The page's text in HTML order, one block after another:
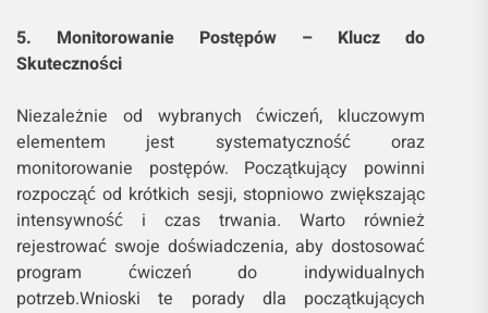
5. Monitorowanie Postępów – Klucz do
Skuteczności
Niezależnie od wybranych ćwiczeń, kluczowym
elementem jest systematyczność oraz
monitorowanie postępów. Początkujący powinni
rozpocząć od krótkich sesji, stopniowo zwiększając
intensywność i czas trwania. Warto również
rejestrować swoje doświadczenia, aby dostosować
program ćwiczeń do indywidualnych
potrzeb.Wnioski te porady dla początkujących